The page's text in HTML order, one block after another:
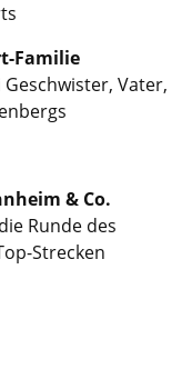
Familie
Vater,
& Co.
Runde des
Strecken